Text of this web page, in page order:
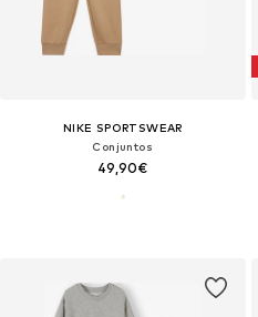
NIKE SPORTSWEAR
Conjuntos
49,90€